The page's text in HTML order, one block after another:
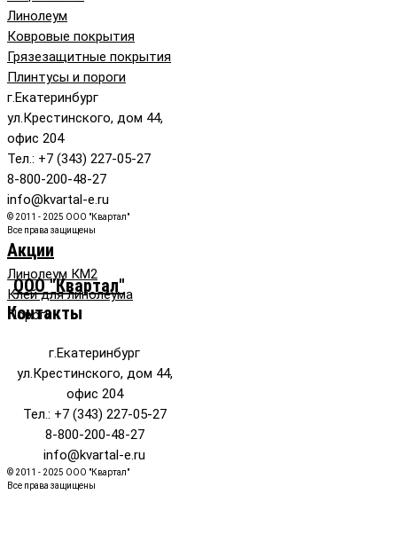
Линолеум
Ковровые покрытия
Грязезащитные покрытия
Плинтусы и пороги
г.Екатеринбург
ул.Крестинского, дом 44,
офис 204
Тел.: +7 (343) 227-05-27
8-800-200-48-27
info@kvartal-e.ru
© 2011 - 2025 ООО "Квартал"
Все права защищены
Акции
Линолеум КМ2
Клей для линолеума
Пороги
ООО "Квартал"
Контакты
г.Екатеринбург
ул.Крестинского, дом 44,
офис 204
Тел.: +7 (343) 227-05-27
8-800-200-48-27
info@kvartal-e.ru
© 2011 - 2025 ООО "Квартал"
Все права защищены